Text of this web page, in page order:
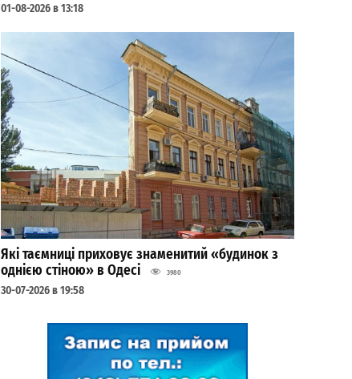
01-08-2026 в 13:18
Які таємниці приховує знаменитий «будинок з
однією стіною» в Одесі
3980
30-07-2026 в 19:58